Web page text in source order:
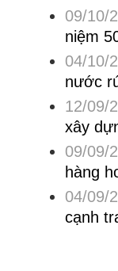
09/10/
niệm
04/10/
nước
12/09/
xây
09/09/
hàng
04/09/
cạnh